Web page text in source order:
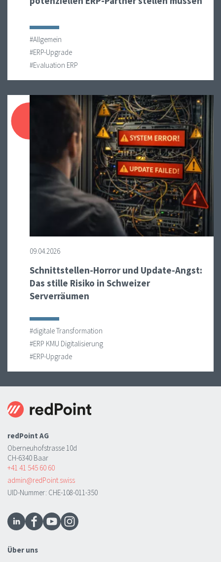
#Allgemein
#ERP-Upgrade
#Evaluation ERP
09.04.2026
Schnittstellen-Horror und Update-Angst:
Das stille Risiko in Schweizer
Serverräumen
#digitale Transformation
#ERP KMU Digitalisierung
#ERP-Upgrade
redPoint AG
Oberneuhofstrasse 10d
CH-6340 Baar
+41 41 545 60 60
admin@redPoint.swiss
UID-Nummer: CHE-108-011-350
Über uns